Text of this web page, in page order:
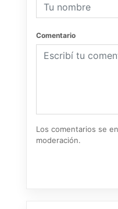
Comentario
Los comentarios se
moderación.